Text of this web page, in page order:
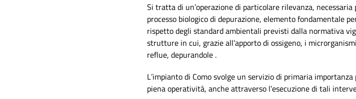
Si tratta di un’operazione di particolare rilevanza,
processo biologico di depurazione, elemento fondamentale
rispetto degli standard ambientali previsti dalla normativa
strutture in cui, grazie all’apporto di ossigeno, i
reflue, depurandole .
L’impianto di Como svolge un servizio di primaria
piena operatività, anche attraverso l’esecuzione di tali